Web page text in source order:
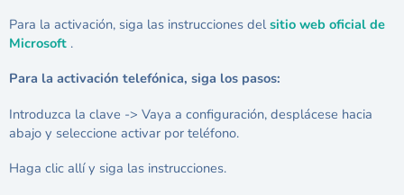
Para la activación, siga las instrucciones delsitio web oficial de
Microsoft .
Para la activación telefónica, siga los pasos:
Introduzca la clave -> Vaya a configuración, desplácese hacia
abajo y seleccione activar por teléfono.
Haga clic allí y siga las instrucciones.